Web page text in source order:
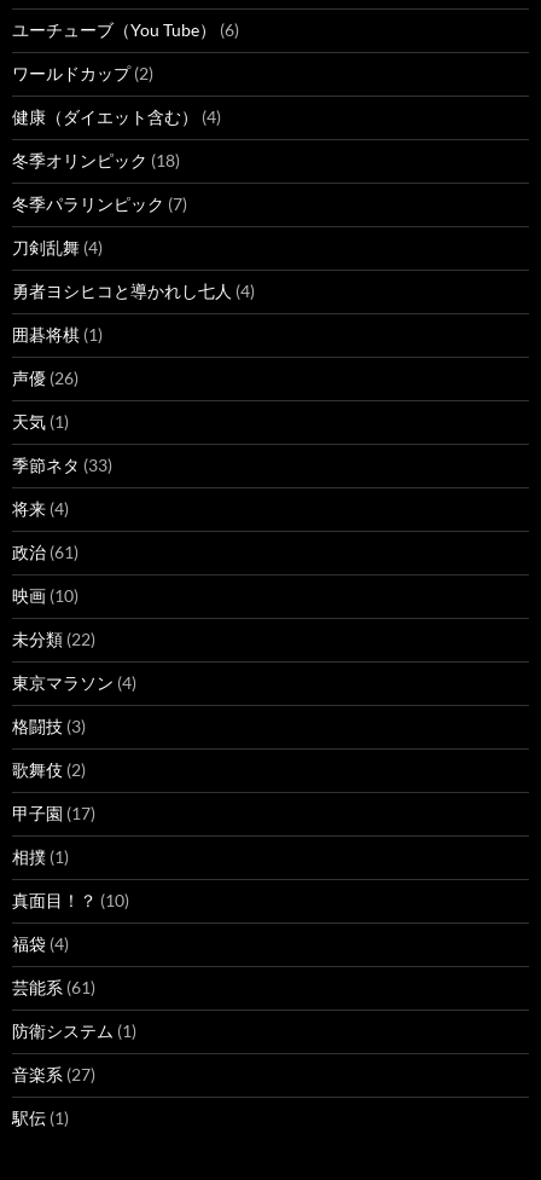
ユーチューブ（You Tube） (6)
ワールドカップ(2)
健康（ダイエット含む） (4)
冬季オリンピック (18)
冬季パラリンピック (7)
刀剣乱舞 (4)
勇者ヨシヒコと導かれし七人 (4)
囲碁将棋 (1)
声優 (26)
天気 (1)
季節ネタ (33)
将来 (4)
政治 (61)
映画 (10)
未分類 (22)
東京マラソン (4)
格闘技 (3)
歌舞伎 (2)
甲子園 (17)
相撲 (1)
真面目！？ (10)
福袋 (4)
芸能系 (61)
防衛システム (1)
音楽系 (27)
駅伝 (1)